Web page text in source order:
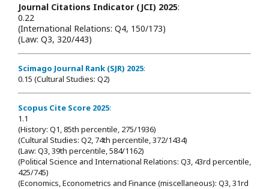
Journal Citations Indicator (JCI) 2025:
0.22
(International Relations: Q4, 150/173)
(Law: Q3, 320/443)
Scimago Journal Rank (SJR) 2025:
0.15 (Cultural Studies: Q2)
Scopus Cite Score 2025:
1.1
(History: Q1, 85th percentile, 275/1936)
(Cultural Studies: Q2, 74th percentile, 372/1434)
(Law: Q3, 39th percentile, 584/1162)
(Political Science and International Relations: Q3, 43rd percentile,
425/745)
(Economics, Econometrics and Finance (miscellaneous): Q3, 31rd